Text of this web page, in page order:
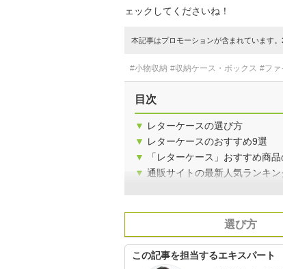
ェックしてくださいね！
本記事はプロモーションが含まれています
#小物収納 #収納ケース・ボックス #ファ
目次
▼ レターケースの選び方
▼ レターケースのおすすめ9選
▼
「レターケース」おすすめ商
▼ 通販サイトの最新人気ランキ
選び方
この記事を担当するエキスパート